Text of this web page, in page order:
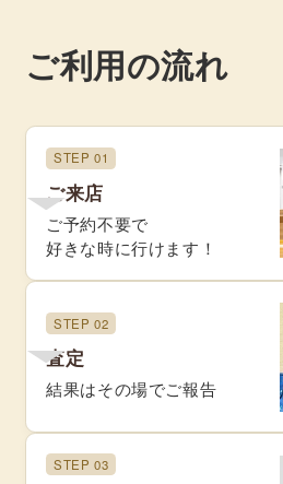
ご利用の流れ
STEP 01
ご来店
ご予約不要で
好きな時に行けます！
STEP 02
査定
結果はその場でご報告
STEP 03